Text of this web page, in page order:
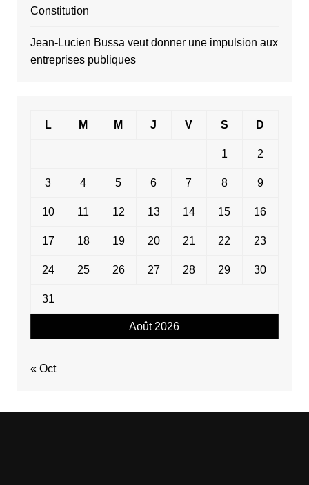
Constitution
Jean-Lucien Bussa veut donner une impulsion aux
entreprises publiques
Août 2026
L M M J V S D
1 2
3 4 5 6 7 8 9
10 11 12 13 14 15 16
17 18 19 20 21 22 23
24 25 26 27 28 29 30
31
« Oct